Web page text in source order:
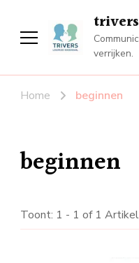
verrijken.
Home beginnen
beginnen
Toont: 1 - 1 of 1